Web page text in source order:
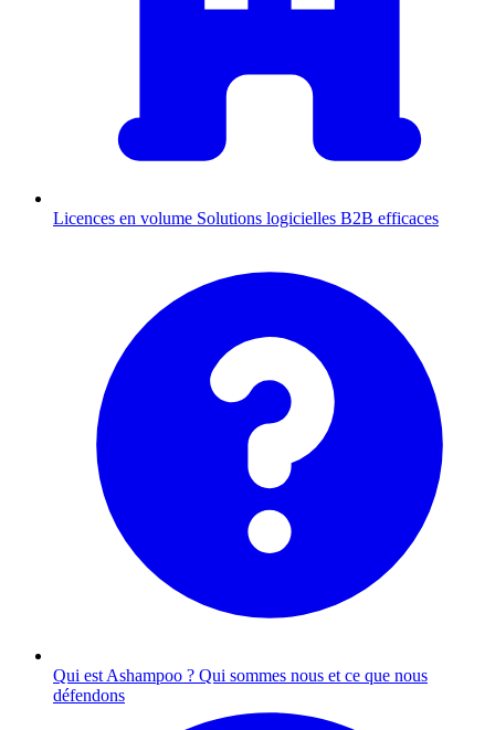
Licences en volume Solutions logicielles B2B efficaces
Qui est Ashampoo ? Qui sommes nous et ce que nous
défendons